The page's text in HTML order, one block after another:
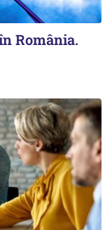
România.